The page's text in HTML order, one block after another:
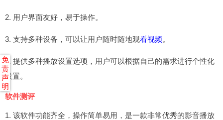
2. 用户界面友好，易于操作。
3. 支持多种设备，可以让用户随时随地观看视频。
4. 提供多种播放设置选项，用户可以根据自己的需求进行个性化
设置。
软件测评
1. 该软件功能齐全，操作简单易用，是一款非常优秀的影音播放
免
责
声
明